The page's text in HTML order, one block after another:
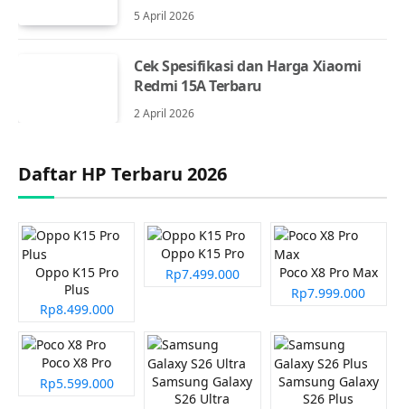
5 April 2026
Cek Spesifikasi dan Harga Xiaomi
Redmi 15A Terbaru
2 April 2026
Daftar HP Terbaru 2026
Oppo K15 Pro
Plus
Rp8.499.000
Oppo K15 Pro
Rp7.499.000
Poco X8 Pro Max
Rp7.999.000
Poco X8 Pro
Rp5.599.000
Samsung Galaxy
S26 Ultra
Samsung Galaxy
S26 Plus